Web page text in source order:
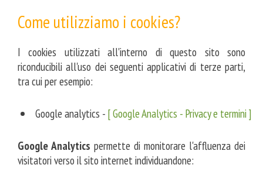
home
Come utilizziamo i cookies?
I cookies utilizzati all'interno di questo sito sono
riconducibili all'uso dei seguenti applicativi di terze parti,
tra cui per esempio:
Google analytics - [ Google Analytics - Privacy e termini ]
Google Analytics permette di monitorare l'affluenza dei
visitatori verso il sito internet individuandone: